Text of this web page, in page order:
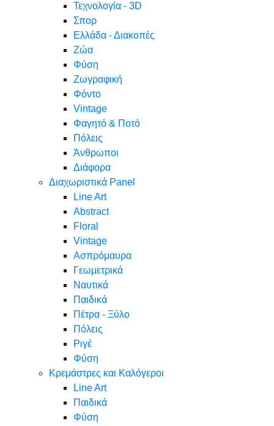
Τεχνολογία - 3D
Σπορ
Ελλάδα - Διακοπές
Ζώα
Φύση
Ζωγραφική
Φόντο
Vintage
Φαγητό & Ποτό
Πόλεις
Άνθρωποι
Διάφορα
Διαχωριστικά Panel
Line Art
Abstract
Floral
Vintage
Ασπρόμαυρα
Γεωμετρικά
Ναυτικά
Παιδικά
Πέτρα - Ξύλο
Πόλεις
Ριγέ
Φύση
Κρεμάστρες και Καλόγεροι
Line Art
Παιδικά
Φύση